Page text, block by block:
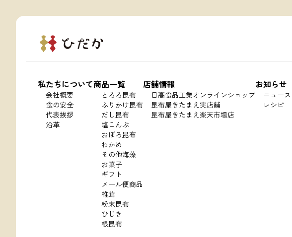
私たちについて
会社概要
食の安全
代表挨拶
沿革
商品一覧
とろろ昆布
ふりかけ昆布
だし昆布
塩こんぶ
おぼろ昆布
わかめ
その他海藻
お菓子
ギフト
メール便商品
椎茸
粉末昆布
ひじき
根昆布
店舗情報
日高食品工業オンラインショップ
昆布屋きたまえ実店舗
昆布屋きたまえ楽天市場店
お知らせ
ニュース
レシピ